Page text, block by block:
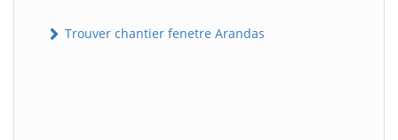
Trouver chantier fenetre Arandas